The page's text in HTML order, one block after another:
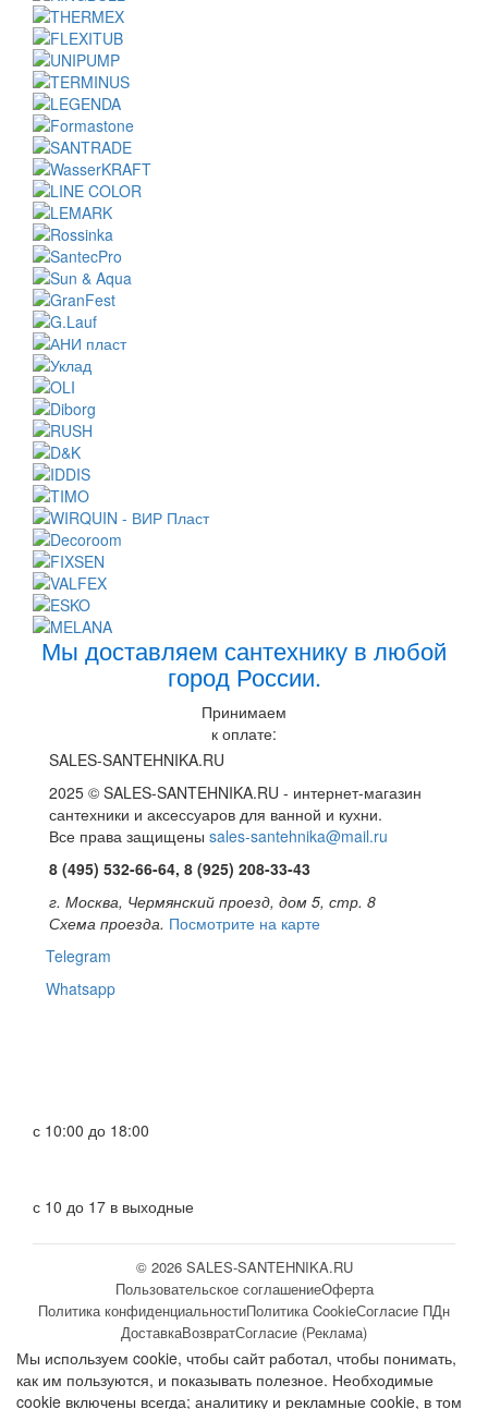
Мы доставляем сантехнику в любой
город России.
Принимаем
к оплате:
SALES-SANTEHNIKA.RU
2025 © SALES-SANTEHNIKA.RU - интернет-магазин
сантехники и аксессуаров для ванной и кухни.
Все права защищены sales-santehnika@mail.ru
8 (495) 532-66-64, 8 (925) 208-33-43
г. Москва, Чермянский проезд, дом 5, стр. 8
Схема проезда. Посмотрите на карте
Telegram
Whatsapp
с 10:00 до 18:00
с 10 до 17 в выходные
© 2026 SALES-SANTEHNIKA.RU
Пользовательское соглашениеОферта
Политика конфиденциальностиПолитика CookieСогласие ПДн
ДоставкаВозвратСогласие (Реклама)
Мы используем cookie, чтобы сайт работал, чтобы понимать,
как им пользуются, и показывать полезное. Необходимые
cookie включены всегда; аналитику и рекламные cookie, в том